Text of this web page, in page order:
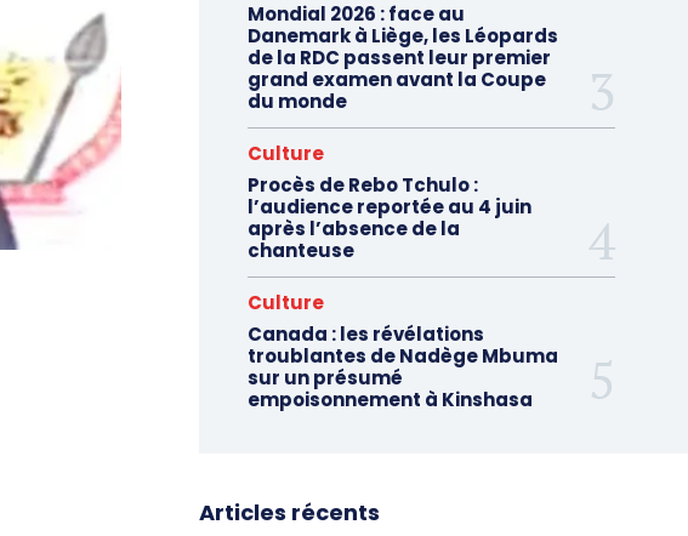
Mondial 2026 : face au
Danemark à Liège, les Léopards
de la RDC passent leur premier
grand examen avant la Coupe
du monde
Culture
Procès de Rebo Tchulo :
l’audience reportée au 4 juin
après l’absence de la
chanteuse
Culture
Canada : les révélations
troublantes de Nadège Mbuma
sur un présumé
empoisonnement à Kinshasa
Articles récents